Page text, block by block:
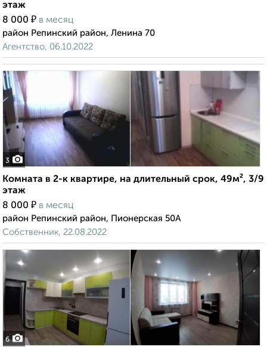
этаж
8 000 ₽ в месяц
район Репинский район, Ленина 70
Агентство, 06.10.2022
3
Комната в 2-к квартире, на длительный срок, 49м², 3/9
этаж
8 000 ₽ в месяц
район Репинский район, Пионерская 50А
Собственник, 22.08.2022
6